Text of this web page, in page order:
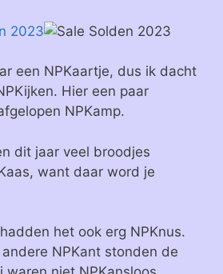
een NPKaartje, dus ik dacht
Hier een paar
NPKamp.
dit jaar veel broodjes
want daar word je
het ook erg NPKnus.
NPKant stonden de